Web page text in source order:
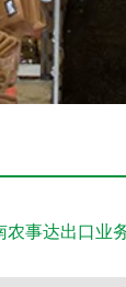
农事达出口业